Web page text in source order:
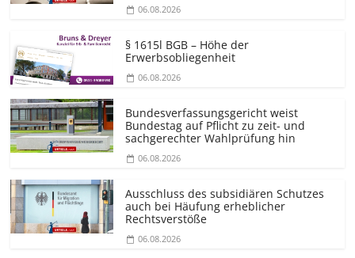
06.08.2026
§ 1615l BGB – Höhe der
Erwerbsobliegenheit
06.08.2026
Bundesver­fassungsgericht weist
Bundestag auf Pflicht zu zeit- und
sachgerechter Wahlprüfung hin
06.08.2026
Ausschluss des subsidiären Schutzes
auch bei Häufung erheblicher
Rechtsverstöße
06.08.2026